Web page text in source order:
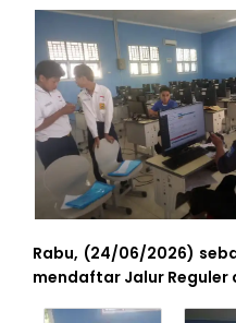
Rabu, (24/06/2026)
mendaftar Jalur Reguler